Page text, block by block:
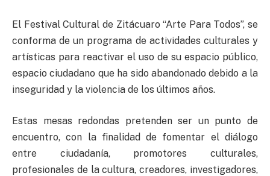
El Festival Cultural de Zitácuaro “Arte Para Todos”, se
conforma de un programa de actividades culturales y
artísticas para reactivar el uso de su espacio público,
espacio ciudadano que ha sido abandonado debido a la
inseguridad y la violencia de los últimos años.
Estas mesas redondas pretenden ser un punto de
encuentro, con la finalidad de fomentar el diálogo
entre ciudadanía, promotores culturales,
profesionales de la cultura, creadores, investigadores,